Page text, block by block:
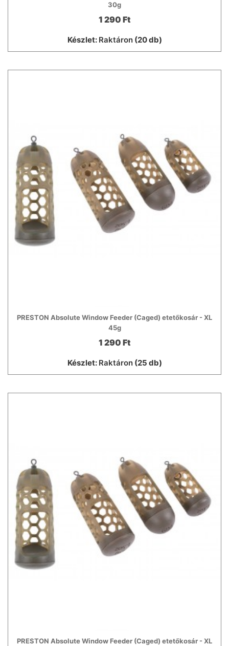
30g
1 290 Ft
Készlet: Raktáron(20 db)
PRESTON Absolute Window Feeder (Caged) etetőkosár - XL
45g
1 290 Ft
Készlet: Raktáron(25 db)
PRESTON Absolute Window Feeder (Caged) etetőkosár - XL